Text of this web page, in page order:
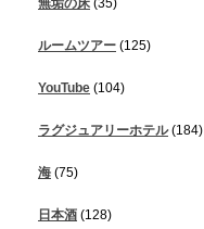
無垢の床 (35)
ルームツアー (125)
YouTube (104)
ラグジュアリーホテル(184)
海 (75)
日本酒 (128)